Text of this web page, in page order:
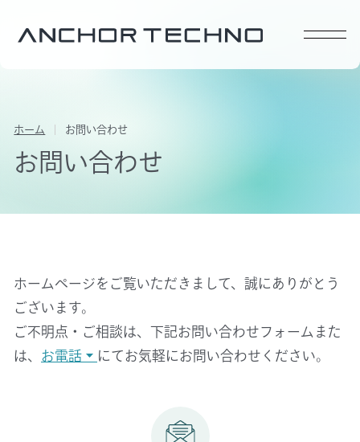
ホーム お問い合わせ
お問い合わせ
ホームページをご覧いただきまして、誠にありがとう
ございます。
ご不明点・ご相談は、下記お問い合わせフォームまた
は、 お電話 にてお気軽にお問い合わせください。